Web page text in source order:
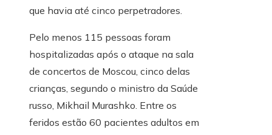
que havia até cinco perpetradores.
Pelo menos 115 pessoas foram
hospitalizadas após o ataque na sala
de concertos de Moscou, cinco delas
crianças, segundo o ministro da Saúde
russo, Mikhail Murashko. Entre os
feridos estão 60 pacientes adultos em